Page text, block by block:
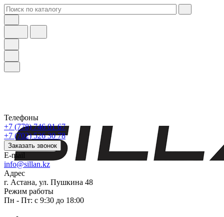
Телефоны
+7 (778) 746 01 67
+7 (702) 526 30 78
Заказать звонок
E-mail
info@sillan.kz
Адрес
г. Астана, ул. Пушкина 48
Режим работы
Пн - Пт: с 9:30 до 18:00